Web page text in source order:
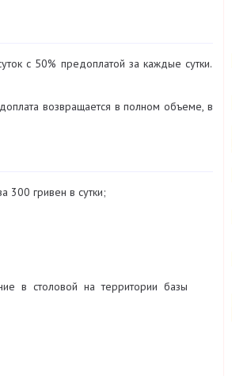
с 50% предоплатой за каждые сутки.
возвращается в полном объеме, в
300 гривен в сутки;
в столовой на территории базы